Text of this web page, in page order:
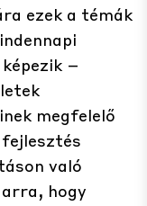
ezek a témák
–
megfelelő
való
hogy